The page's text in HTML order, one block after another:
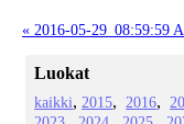
« 2016-05-29_08:59:59
Luokat
kaikki 2015 2016